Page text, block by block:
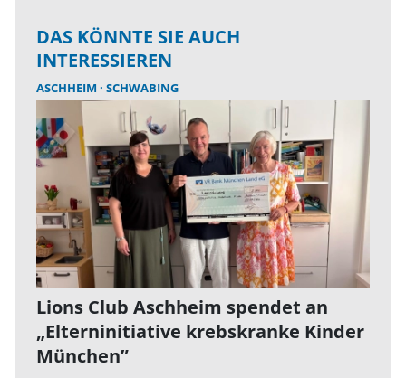
DAS KÖNNTE SIE AUCH
INTERESSIEREN
ASCHHEIM SCHWABING
Lions Club Aschheim spendet an
„Elterninitiative krebskranke Kinder
München”